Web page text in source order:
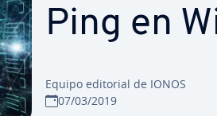
Ping en
Equipo editorial de IONOS
07/03/2019